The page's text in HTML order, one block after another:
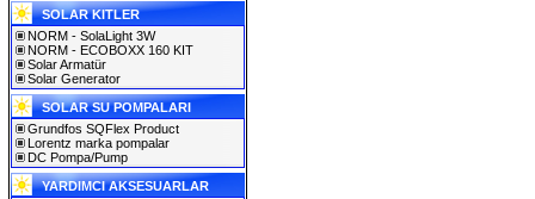
SOLAR KITLER
NORM - SolaLight 3W
NORM - ECOBOXX 160 KIT
Solar Armatür
Solar Generator
SOLAR SU POMPALARI
Grundfos SQFlex Product
Lorentz marka pompalar
DC Pompa/Pump
YARDIMCI AKSESUARLAR